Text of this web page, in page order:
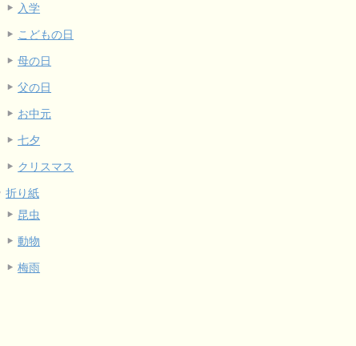
入学
こどもの日
母の日
父の日
お中元
七夕
クリスマス
折り紙
昆虫
動物
梅雨